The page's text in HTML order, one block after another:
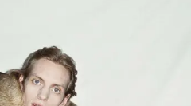
più ampi di un
metamorfosi.